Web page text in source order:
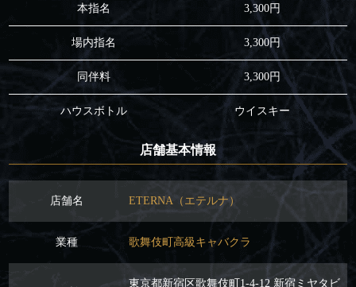
本指名 3,300円
場内指名 3,300円
同伴料 3,300円
ハウスボトル ウイスキー
店舗基本情報
店舗名 ETERNA（エテルナ）
業種 歌舞伎町高級キャバクラ
東京都新宿区歌舞伎町1-4-12 新宿ミヤタビ